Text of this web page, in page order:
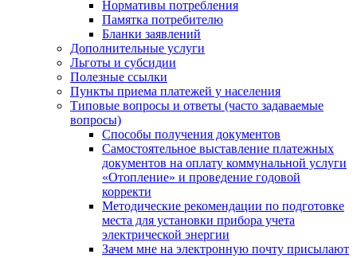
Нормативы потребления
Памятка потребителю
Бланки заявлений
Дополнительные услуги
Льготы и субсидии
Полезные ссылки
Пункты приема платежей у населения
Типовые вопросы и ответы (часто задаваемые
вопросы)
Способы получения документов
Самостоятельное выставление платежных
документов на оплату коммунальной услуги
«Отопление» и проведение годовой
корректи
Методические рекомендации по подготовке
места для установки прибора учета
электрической энергии
Зачем мне на электронную почту присылают